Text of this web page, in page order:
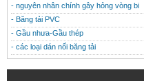
- nguyên nhân chính gây hỏng vòng bi
- Băng tải PVC
- Gầu nhưa-Gầu thép
- các loại dán nối băng tải